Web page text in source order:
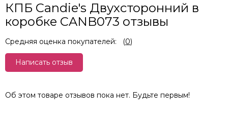
КПБ Candie's Двухсторонний в
коробке CANB073 отзывы
Средняя оценка покупателей: (0)
Написать отзыв
Об этом товаре отзывов пока нет. Будьте первым!